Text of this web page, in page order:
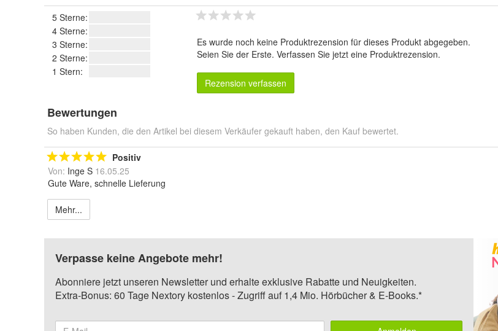
5 Sterne:
4 Sterne:
3 Sterne:
2 Sterne:
1 Stern:
Es wurde noch keine Produktrezension für dieses Produkt abgegeben.
Seien Sie der Erste. Verfassen Sie jetzt eine Produktrezension.
Rezension verfassen
Bewertungen
So haben Kunden, die den Artikel bei diesem Verkäufer gekauft haben, den Kauf bewertet.
Positiv
Von: Inge S 16.05.25
Gute Ware, schnelle Lieferung
Mehr...
Verpasse keine Angebote mehr!
Abonniere jetzt unseren Newsletter und erhalte exklusive Rabatte und Neuigkeiten.
Extra-Bonus: 60 Tage Nextory kostenlos - Zugriff auf 1,4 Mio. Hörbücher & E-Books.*